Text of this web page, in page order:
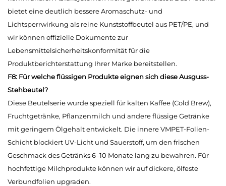
bietet eine deutlich bessere Aromaschutz- und
Lichtsperrwirkung als reine Kunststoffbeutel aus PET/PE, und
wir können offizielle Dokumente zur
Lebensmittelsicherheitskonformität für die
Produktberichterstattung Ihrer Marke bereitstellen.
F8: Für welche flüssigen Produkte eignen sich diese Ausguss-
Stehbeutel?
Diese Beutelserie wurde speziell für kalten Kaffee (Cold Brew),
Fruchtgetränke, Pflanzenmilch und andere flüssige Getränke
mit geringem Ölgehalt entwickelt. Die innere VMPET-Folien-
Schicht blockiert UV-Licht und Sauerstoff, um den frischen
Geschmack des Getränks 6–10 Monate lang zu bewahren. Für
hochfettige Milchprodukte können wir auf dickere, ölfeste
Verbundfolien upgraden.